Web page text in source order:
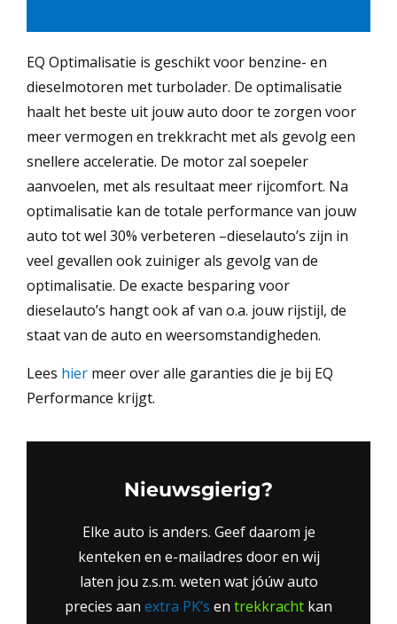
EQ Optimalisatie is geschikt voor benzine- en
dieselmotoren met turbolader. De optimalisatie
haalt het beste uit jouw auto door te zorgen voor
meer vermogen en trekkracht met als gevolg een
snellere acceleratie. De motor zal soepeler
aanvoelen, met als resultaat meer rijcomfort. Na
optimalisatie kan de totale performance van jouw
auto tot wel 30% verbeteren –dieselauto’s zijn in
veel gevallen ook zuiniger als gevolg van de
optimalisatie. De exacte besparing voor
dieselauto’s hangt ook af van o.a. jouw rijstijl, de
staat van de auto en weersomstandigheden.
Lees hiermeer over alle garanties die je bij EQ
Performance krijgt.
Nieuwsgierig?
Elke auto is anders. Geef daarom je
kenteken en e-mailadres door en wij
laten jou z.s.m. weten wat jóúw auto
precies aan extra PK’s en trekkracht kan